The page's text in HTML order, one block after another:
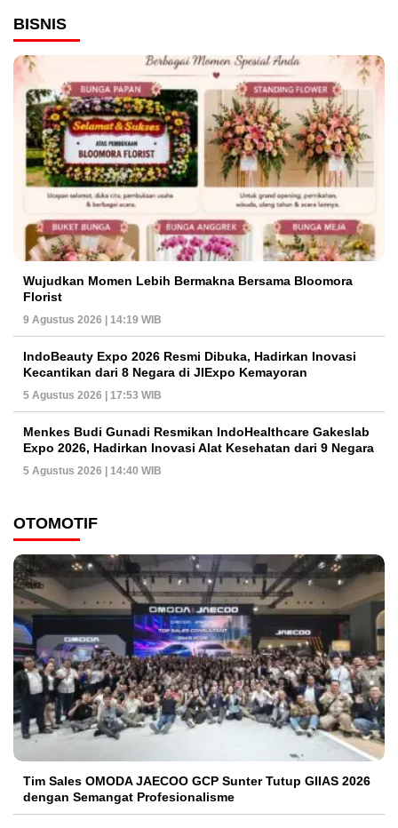
BISNIS
Wujudkan Momen Lebih Bermakna Bersama Bloomora
Florist
9 Agustus 2026 | 14:19 WIB
IndoBeauty Expo 2026 Resmi Dibuka, Hadirkan Inovasi
Kecantikan dari 8 Negara di JIExpo Kemayoran
5 Agustus 2026 | 17:53 WIB
Menkes Budi Gunadi Resmikan IndoHealthcare Gakeslab
Expo 2026, Hadirkan Inovasi Alat Kesehatan dari 9 Negara
5 Agustus 2026 | 14:40 WIB
OTOMOTIF
Tim Sales OMODA JAECOO GCP Sunter Tutup GIIAS 2026
dengan Semangat Profesionalisme